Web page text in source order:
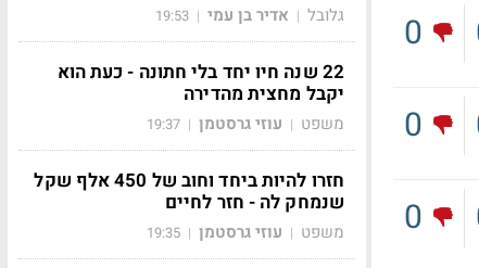
0
0
0
גלובל | אדיר בן עמי |
19:53
22 שנה חיו יחד בלי חתונה - כעת הוא
יקבל מחצית מהדירה
משפט | עוזי גרסטמן |
19:37
חזרו להיות ביחד וחוב של 450 אלף שקל
שנמחק לה - חזר לחיים
משפט | עוזי גרסטמן |
19:35